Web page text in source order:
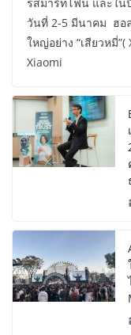
วันที่ 2-5 มีนาคม ฮอ
ใหญ่อย่าง “เสียวหมี่
Xiaomi